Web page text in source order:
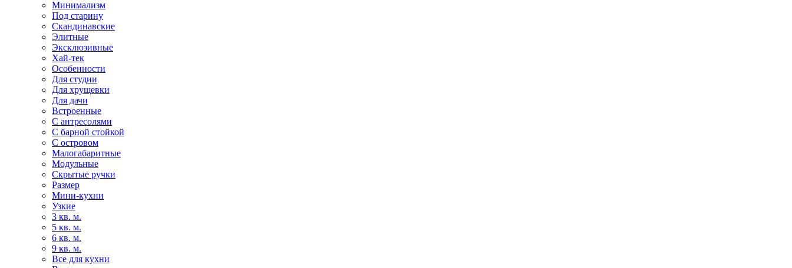
Минимализм
Под старину
Скандинавские
Элитные
Эксклюзивные
Хай-тек
Особенности
Для студии
Для хрущевки
Для дачи
Встроенные
С антресолями
С барной стойкой
С островом
Малогабаритные
Модульные
Скрытые ручки
Размер
Мини-кухни
Узкие
3 кв. м.
5 кв. м.
6 кв. м.
9 кв. м.
Все для кухни